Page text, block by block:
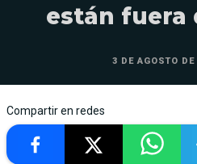
están fuera
3 DE AGOSTO
Compartir en redes